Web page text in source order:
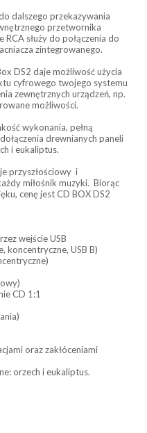
dalszego przekazywania
przetwornika
służy do połączenia do
zintegrowanego.
DS2 daje możliwość użycia
cyfrowego twojego systemu
zewnętrznych urządzeń, np.
możliwości.
wykonania, pełną
drewnianych paneli
i eukaliptus.
przyszłościowy i
miłośnik muzyki. Biorąc
cenę jest CD BOX DS2
wejście USB
koncentryczne, USB B)
CD 1:1
oraz zakłóceniami
orzech i eukaliptus.